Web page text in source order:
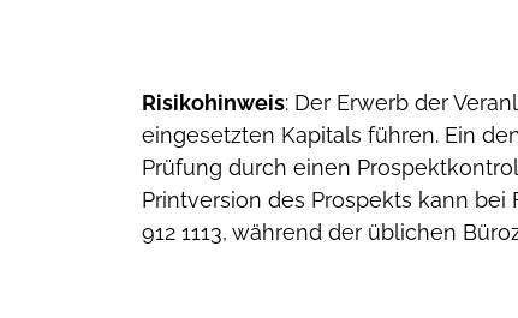
Risikohinweis: Der Erwerb der
eingesetzten Kapitals führen. Ein
Prüfung durch einen
Printversion des Prospekts kann bei
912 1113, während der üblichen